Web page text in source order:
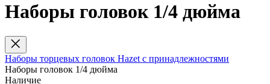
Наборы головок 1/4 дюйма
Наборы торцевых головок Hazet с принадлежностями
Наборы головок 1/4 дюйма
Наличие